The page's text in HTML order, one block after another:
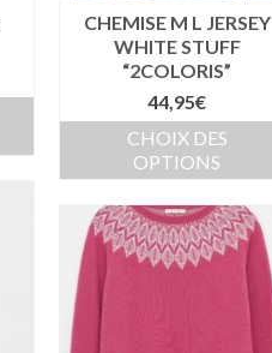
CHEMISE M L JERSEY
WHITE STUFF
“2COLORIS”
44,95€
CHOIX DES
OPTIONS